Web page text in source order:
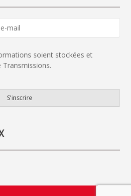
soient stockées et
S'inscrire